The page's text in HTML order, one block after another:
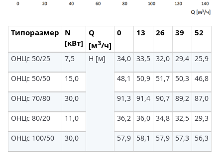
Типоразмер
N
[кВт]
Q
[м3/ч]
0 13 26 39 52
ОНЦс 50/25 7,5 H [м] 34,0 33,5 32,0 29,4 25,9
ОНЦс 50/50 15,0 48,1 50,9 51,7 50,3 46,8
ОНЦс 70/80 30,0 91,3 91,4 90,7 89,2 87,0
ОНЦс 80/20 11,0 36,2 36,0 34,8 32,5 29,3
ОНЦс 100/50 30,0 57,9 58,1 57,9 57,3 56,3